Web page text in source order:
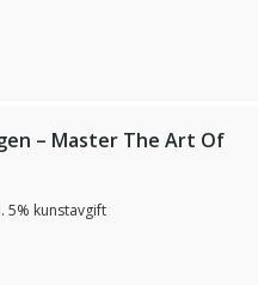
– Master The Art Of
5% kunstavgift